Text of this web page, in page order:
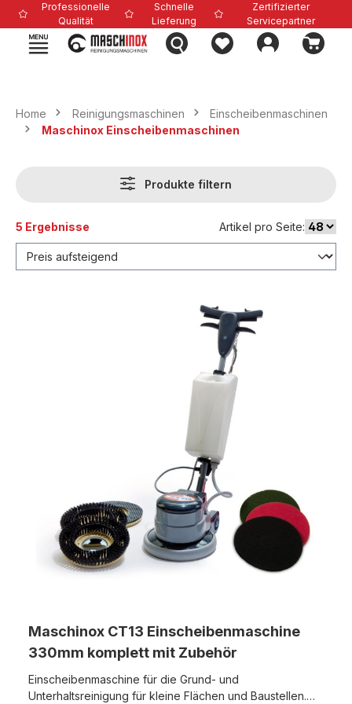
springen
Professionelle
Qualität
Schnelle
Lieferung
Zertifizierter
Servicepartner
Home Reinigungsmaschinen
Einscheibenmaschinen
Maschinox Einscheibenmaschinen
Produkte filtern
5 Ergebnisse Artikel pro Seite:
Maschinox CT13 Einscheibenmaschine
330mm komplett mit Zubehör
Einscheibenmaschine für die Grund- und
Unterhaltsreinigung für kleine Flächen und Baustellen.